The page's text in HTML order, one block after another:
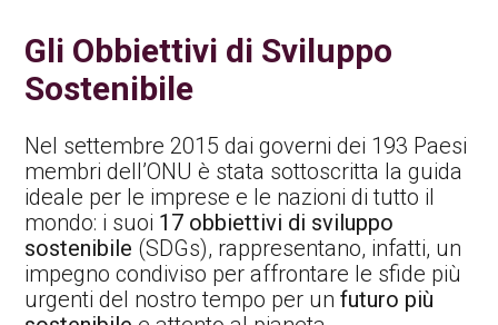
Gli Obbiettivi di Sviluppo
Sostenibile
Nel settembre 2015 dai governi dei 193 Paesi
membri dell’ONU è stata sottoscritta la guida
ideale per le imprese e le nazioni di tutto il
mondo: i suoi 17 obbiettivi di sviluppo
sostenibile (SDGs), rappresentano, infatti, un
impegno condiviso per affrontare le sfide più
urgenti del nostro tempo per unfuturo più